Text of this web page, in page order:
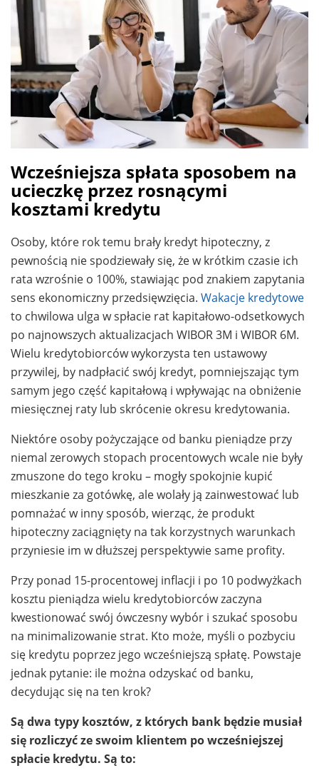
Wcześniejsza spłata sposobem na
ucieczkę przez rosnącymi
kosztami kredytu
Osoby, które rok temu brały kredyt hipoteczny, z
pewnością nie spodziewały się, że w krótkim czasie ich
rata wzrośnie o 100%, stawiając pod znakiem zapytania
sens ekonomiczny przedsięwzięcia. Wakacje kredytowe
to chwilowa ulga w spłacie rat kapitałowo-odsetkowych
po najnowszych aktualizacjach WIBOR 3M i WIBOR 6M.
Wielu kredytobiorców wykorzysta ten ustawowy
przywilej, by nadpłacić swój kredyt, pomniejszając tym
samym jego część kapitałową i wpływając na obniżenie
miesięcznej raty lub skrócenie okresu kredytowania.
Niektóre osoby pożyczające od banku pieniądze przy
niemal zerowych stopach procentowych wcale nie były
zmuszone do tego kroku – mogły spokojnie kupić
mieszkanie za gotówkę, ale wolały ją zainwestować lub
pomnażać w inny sposób, wierząc, że produkt
hipoteczny zaciągnięty na tak korzystnych warunkach
przyniesie im w dłuższej perspektywie same profity.
Przy ponad 15-procentowej inflacji i po 10 podwyżkach
kosztu pieniądza wielu kredytobiorców zaczyna
kwestionować swój ówczesny wybór i szukać sposobu
na minimalizowanie strat. Kto może, myśli o pozbyciu
się kredytu poprzez jego wcześniejszą spłatę. Powstaje
jednak pytanie: ile można odzyskać od banku,
decydując się na ten krok?
Są dwa typy kosztów, z których bank będzie musiał
się rozliczyć ze swoim klientem po wcześniejszej
spłacie kredytu. Są to: